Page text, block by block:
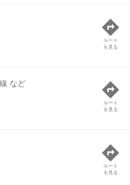
ルート
を見る
など
ルート
を見る
ルート
を見る